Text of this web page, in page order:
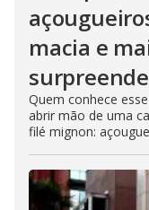
macia e
Quem conhece
abrir mão de uma
filé mignon: